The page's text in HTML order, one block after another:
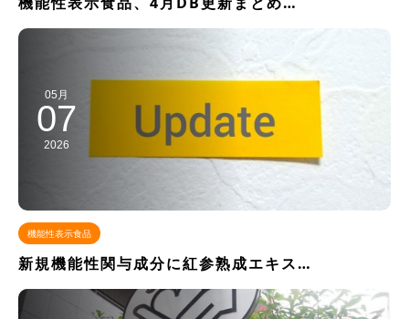
05月
07
2026
機能性表示食品
新規機能性関与成分に紅参熟成エキス…